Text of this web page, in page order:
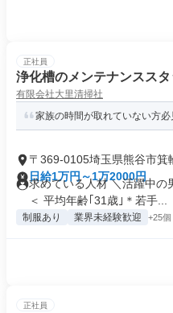
正社員
浄化槽のメンテナンススタ
有限会社大里清掃社
家族の時間が取れていない方
〒369-0105埼玉県熊谷市箕
日給1万円～1万2000円
求めている人材 ＼活躍中の
＜ 平均年齢｢31歳｣＊若手...
制服あり 業界未経験歓迎 +25個
正社員